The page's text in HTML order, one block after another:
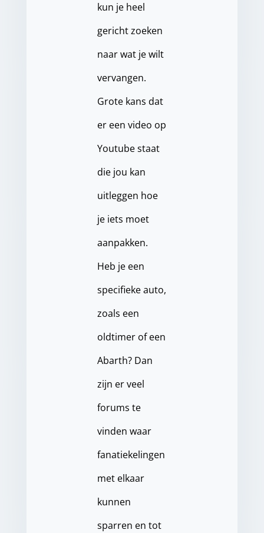
kun je heel
gericht zoeken
naar wat je wilt
vervangen.
Grote kans dat
er een video op
Youtube staat
die jou kan
uitleggen hoe
je iets moet
aanpakken.
Heb je een
specifieke auto,
zoals een
oldtimer of een
Abarth? Dan
zijn er veel
forums te
vinden waar
fanatiekelingen
met elkaar
kunnen
sparren en tot